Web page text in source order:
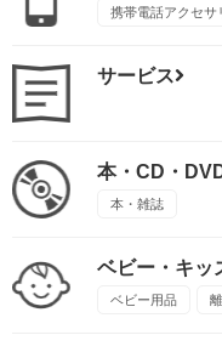
携帯電話アクセサ
サービス
本・CD・
本・雑誌
ベビー・キッ
ベビー用品